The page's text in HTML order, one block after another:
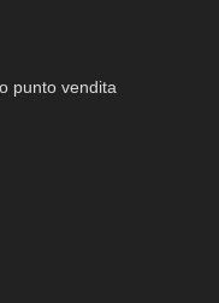
punto vendita